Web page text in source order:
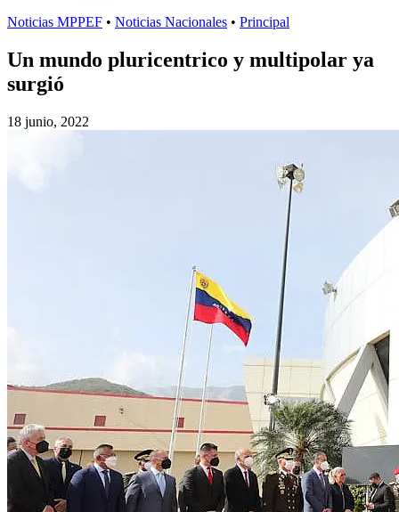
Noticias MPPEF • Noticias Nacionales • Principal
Un mundo pluricentrico y multipolar ya
surgió
18 junio, 2022